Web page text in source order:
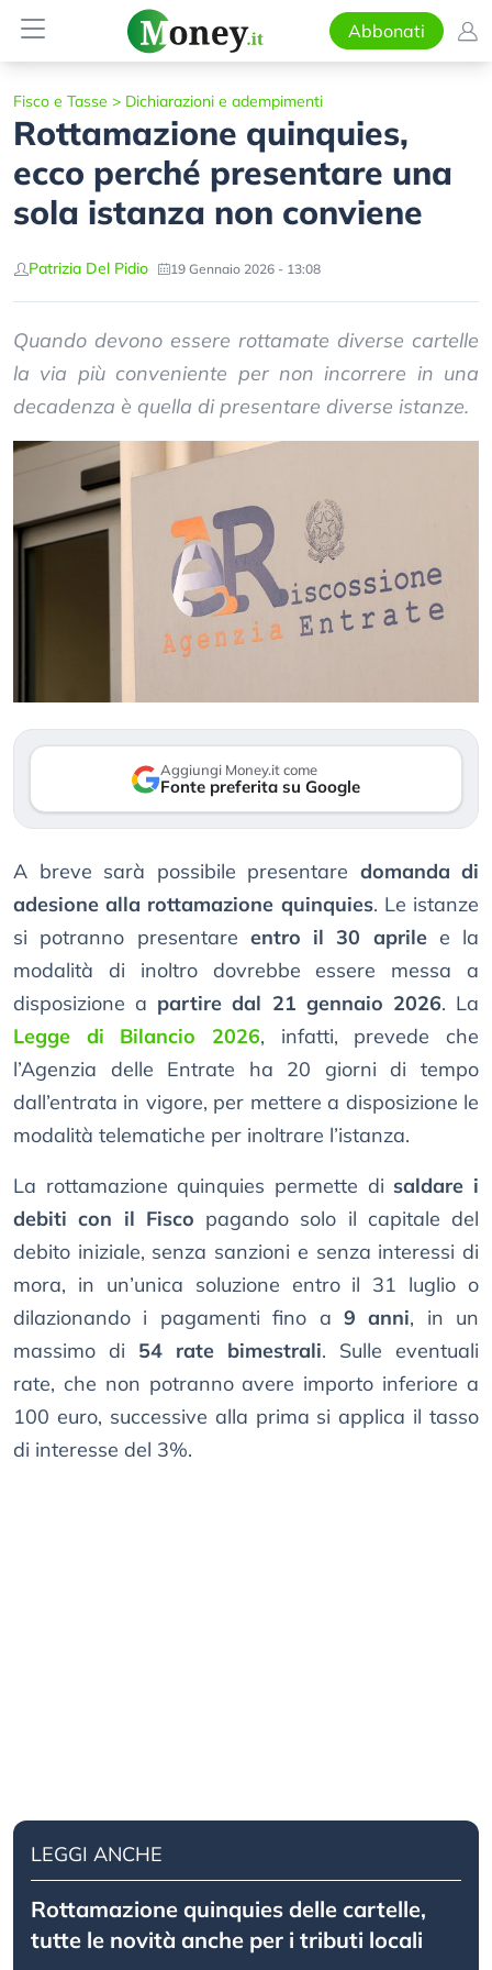
Abbonati
Fisco e Tasse > Dichiarazioni e adempimenti
Rottamazione quinquies,
ecco perché presentare una
sola istanza non conviene
Patrizia Del Pidio 19 Gennaio 2026 - 13:08
Quando devono essere rottamate diverse cartelle
la via più conveniente per non incorrere in una
decadenza è quella di presentare diverse istanze.
Aggiungi Money.it come
Fonte preferita su Google
A breve sarà possibile presentare domanda di
adesione alla rottamazione quinquies. Le istanze
si potranno presentare entro il 30 aprilee la
modalità di inoltro dovrebbe essere messa a
disposizione a partire dal 21 gennaio 2026. La
Legge di Bilancio 2026, infatti, prevede che
l’Agenzia delle Entrate ha 20 giorni di tempo
dall’entrata in vigore, per mettere a disposizione le
modalità telematiche per inoltrare l’istanza.
La rottamazione quinquies permette di saldare i
debiti con il Fisco pagando solo il capitale del
debito iniziale, senza sanzioni e senza interessi di
mora, in un’unica soluzione entro il 31 luglio o
dilazionando i pagamenti fino a 9 anni, in un
massimo di 54 rate bimestrali. Sulle eventuali
rate, che non potranno avere importo inferiore a
100 euro, successive alla prima si applica il tasso
di interesse del 3%.
LEGGI ANCHE
Rottamazione quinquies delle cartelle,
tutte le novità anche per i tributi locali